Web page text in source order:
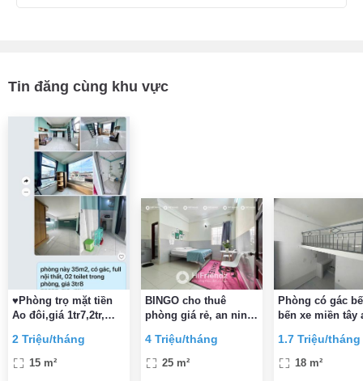
Tin đăng cùng khu vực
♥Phòng trọ mặt tiền
Ao đôi,giá 1tr7,2tr,
máy, Free Wifi, thẻ từ
2 Triệu/tháng
15 m²
BINGO cho thuê
phòng giá rẻ, an ninh
đai trong đi bộ qua
nhà thờ phao lô
4 Triệu/tháng
25 m²
Phòng có gác
bến xe miền tây
1.7 Triệu/tháng
18 m²